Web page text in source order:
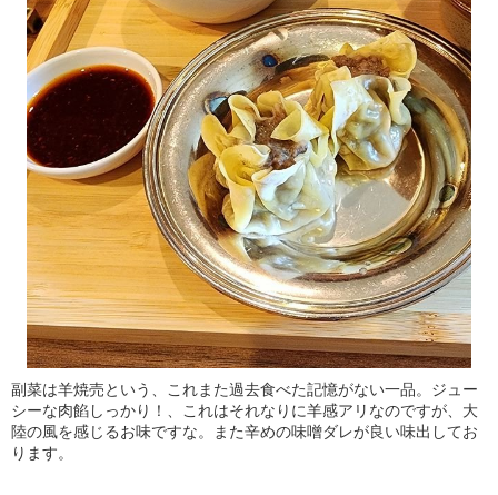
副菜は羊焼売という、これまた過去食べた記憶がない一品。ジュー
シーな肉餡しっかり！、これはそれなりに羊感アリなのですが、大
陸の風を感じるお味ですな。また辛めの味噌ダレが良い味出してお
ります。